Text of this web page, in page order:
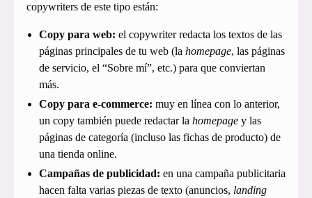
copywriters de este tipo están:
Copy para web: el copywriter redacta los textos de las
páginas principales de tu web (la homepage, las páginas
de servicio, el “Sobre mí”, etc.) para que conviertan
más.
Copy para e-commerce: muy en línea con lo anterior,
un copy también puede redactar la homepage y las
páginas de categoría (incluso las fichas de producto) de
una tienda online.
Campañas de publicidad: en una campaña publicitaria
hacen falta varias piezas de texto (anuncios, landing